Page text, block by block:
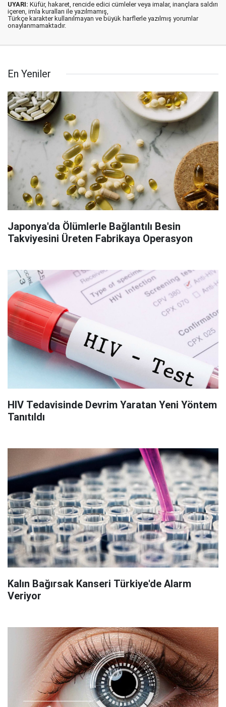
UYARI: Küfür, hakaret, rencide edici cümleler veya imalar, inançlara saldırı
içeren, imla kuralları ile yazılmamış,
Türkçe karakter kullanılmayan ve büyük harflerle yazılmış yorumlar
onaylanmamaktadır.
En Yeniler
Japonya'da Ölümlerle Bağlantılı Besin
Takviyesini Üreten Fabrikaya Operasyon
HIV Tedavisinde Devrim Yaratan Yeni Yöntem
Tanıtıldı
Kalın Bağırsak Kanseri Türkiye'de Alarm
Veriyor